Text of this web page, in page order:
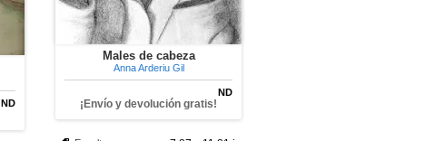
Males de cabeza
Anna Arderiu Gil
ND
¡Envío y devolución gratis!
ND